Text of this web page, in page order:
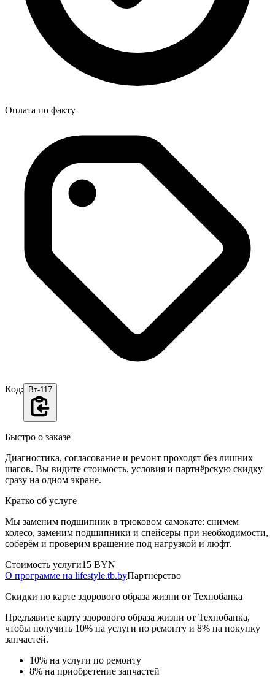
Оплата по факту
Код: Вт-117
Быстро о заказе
Диагностика, согласование и ремонт проходят без лишних
шагов. Вы видите стоимость, условия и партнёрскую скидку
сразу на одном экране.
Кратко об услуге
Мы заменим подшипник в трюковом самокате: снимем
колесо, заменим подшипники и спейсеры при необходимости,
соберём и проверим вращение под нагрузкой и люфт.
Стоимость услуги15 BYN
О программе на lifestyle.tb.byПартнёрство
Скидки по карте здорового образа жизни от Технобанка
Предъявите карту здорового образа жизни от Технобанка,
чтобы получить 10% на услуги по ремонту и 8% на покупку
запчастей.
10% на услуги по ремонту
8% на приобретение запчастей